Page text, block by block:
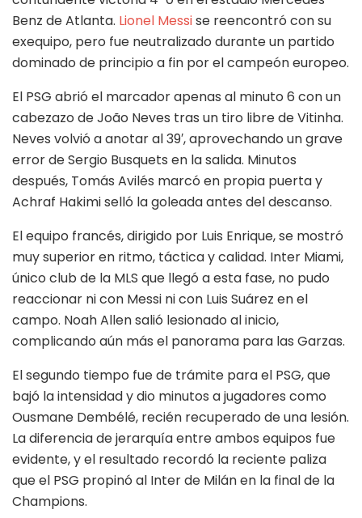
Benz de Atlanta. Lionel Messise reencontró con su
exequipo, pero fue neutralizado durante un partido
dominado de principio a fin por el campeón europeo.
El PSG abrió el marcador apenas al minuto 6 con un
cabezazo de João Neves tras un tiro libre de Vitinha.
Neves volvió a anotar al 39′, aprovechando un grave
error de Sergio Busquets en la salida. Minutos
después, Tomás Avilés marcó en propia puerta y
Achraf Hakimi selló la goleada antes del descanso.
El equipo francés, dirigido por Luis Enrique, se mostró
muy superior en ritmo, táctica y calidad. Inter Miami,
único club de la MLS que llegó a esta fase, no pudo
reaccionar ni con Messi ni con Luis Suárez en el
campo. Noah Allen salió lesionado al inicio,
complicando aún más el panorama para las Garzas.
El segundo tiempo fue de trámite para el PSG, que
bajó la intensidad y dio minutos a jugadores como
Ousmane Dembélé, recién recuperado de una lesión.
La diferencia de jerarquía entre ambos equipos fue
evidente, y el resultado recordó la reciente paliza
que el PSG propinó al Inter de Milán en la final de la
Champions.